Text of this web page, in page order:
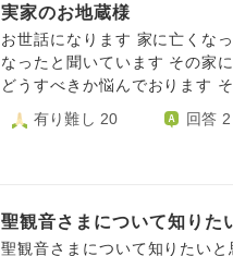
実家のお地蔵様
お世話になります 家に亡くなった祖父が制作したお地蔵様があり、顔を彫る前（完成前）に亡く
なったと聞いています その家
どうすべきか悩んでおります
だければ幸いです ①処分をする場合 ②親戚の家に移動させる場合 できれば、祖父が制作した
ものですので、残したいとは
有り難し 20 回答 2
聖観音さまについて知りた
聖観音さまについて知りたいと思っていて調べてい